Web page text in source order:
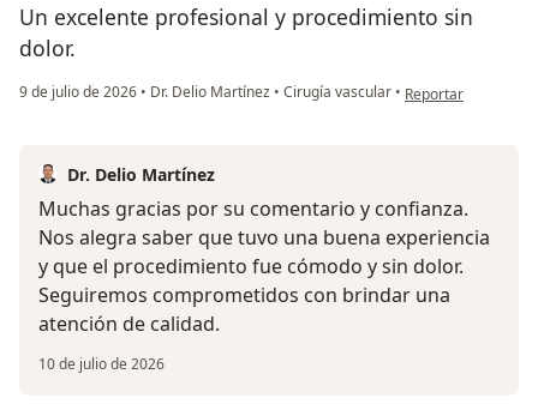
Un excelente profesional y procedimiento sin
dolor.
9 de julio de 2026 • Dr. Delio Martínez • Cirugía vascular • en opinión del
Reportar
Dr. Delio Martínez
Muchas gracias por su comentario y confianza.
Nos alegra saber que tuvo una buena experiencia
y que el procedimiento fue cómodo y sin dolor.
Seguiremos comprometidos con brindar una
atención de calidad.
10 de julio de 2026